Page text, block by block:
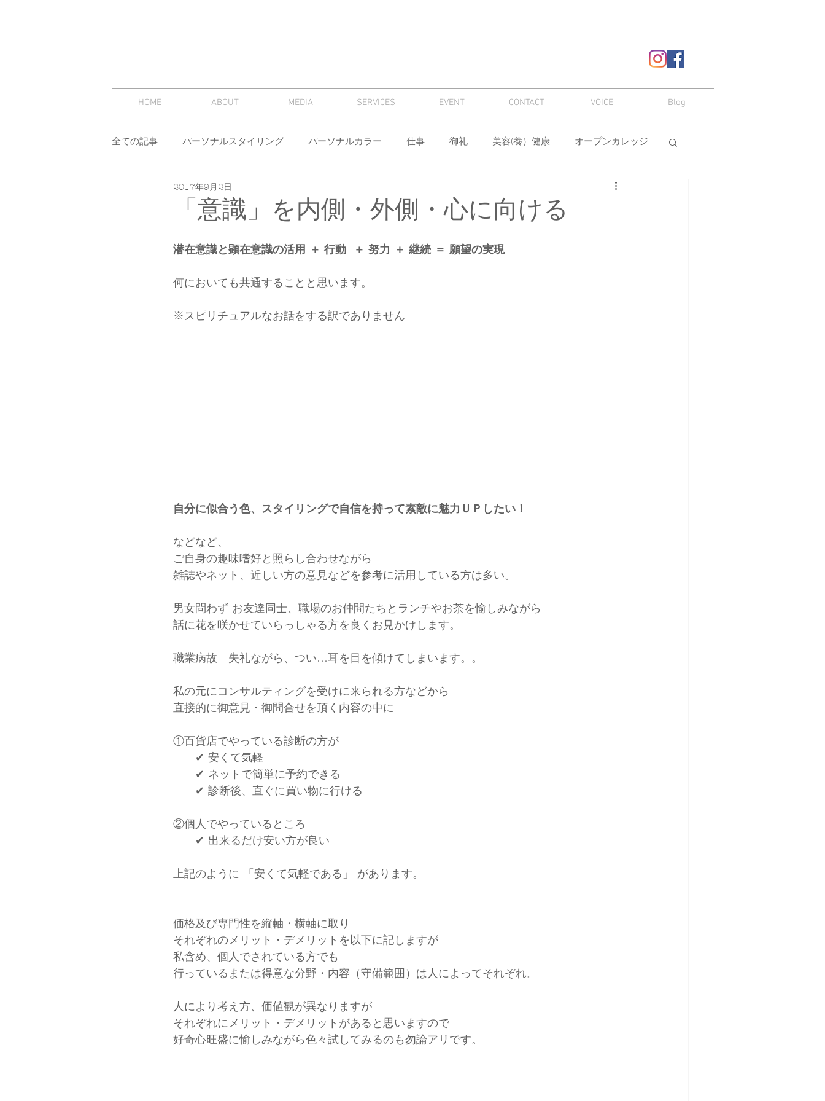
HOME ABOUT MEDIA SERVICES EVENT CONTACT VOICE Blog
全ての記事 パーソナルスタイリング パーソナルカラー 仕事 御礼 美容(養）健康 オープンカレッジ
スタイリング セミナー
雑誌掲載＆取材 コーデ
「意識」を内側・外側・心に向ける
2017年9月2日
潜在意識と顕在意識の活用 ＋ 行動  ＋ 努力 ＋ 継続 ＝ 願望の実現
何においても共通することと思います。
※スピリチュアルなお話をする訳でありません
自分に似合う色、スタイリングで自信を持って素敵に魅力ＵＰしたい！
などなど、
ご自身の趣味嗜好と照らし合わせながら
雑誌やネット、近しい方の意見などを参考に活用している方は多い。
男女問わず お友達同士、職場のお仲間たちとランチやお茶を愉しみながら
話に花を咲かせていらっしゃる方を良くお見かけします。
職業病故　失礼ながら、つい…耳を目を傾けてしまいます。。
私の元にコンサルティングを受けに来られる方などから
直接的に御意見・御問合せを頂く内容の中に
①百貨店でやっている診断の方が
✔ 安くて気軽
✔ ネットで簡単に予約できる
✔ 診断後、直ぐに買い物に行ける
②個人でやっているところ
✔ 出来るだけ安い方が良い
上記のように 「安くて気軽である」 があります。
価格及び専門性を縦軸・横軸に取り
それぞれのメリット・デメリットを以下に記しますが
私含め、個人でされている方でも
行っているまたは得意な分野・内容（守備範囲）は人によってそれぞれ。
人により考え方、価値観が異なりますが
それぞれにメリット・デメリットがあると思いますので
好奇心旺盛に愉しみながら色々試してみるのも勿論アリです。